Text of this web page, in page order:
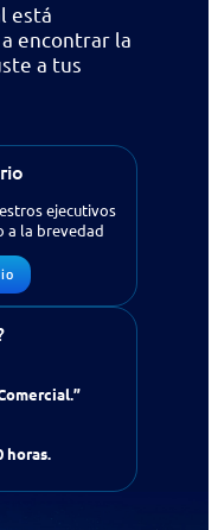
está
encontrar la
a tus
ejecutivos
a la brevedad
horas.